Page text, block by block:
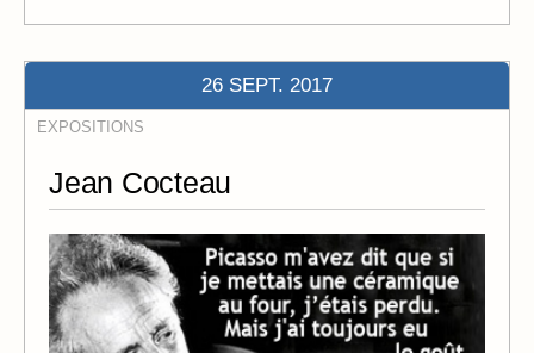
26 SEPT. 2017
EXPOSITIONS
Jean Cocteau